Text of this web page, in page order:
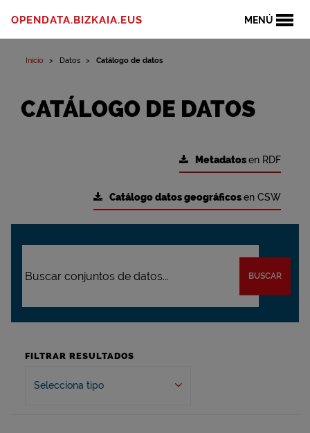
MENÚ
OPENDATA.BIZKAIA.EUS
Inicio Datos Catálogo de datos
CATÁLOGO DE DATOS
Metadatosen RDF
Catálogo datos geográficosen CSW
BUSCAR
FILTRAR RESULTADOS
Selecciona tipo